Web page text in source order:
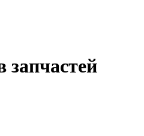
запчастей